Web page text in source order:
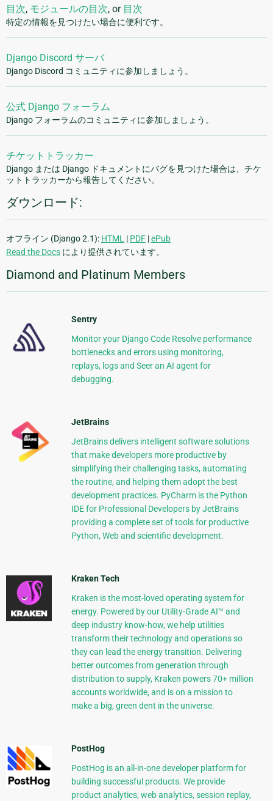
目次, モジュールの目次, or 目次
特定の情報を見つけたい場合に便利です。
Django Discord サーバ
Django Discord コミュニティに参加しましょう。
公式 Django フォーラム
Django フォーラムのコミュニティに参加しましょう。
チケットトラッカー
Django または Django ドキュメントにバグを見つけた場合は、チケ
ットトラッカーから報告してください。
ダウンロード:
オフライン (Django 2.1): HTML | PDF |ePub
Read the Docs により提供されています。
Diamond and Platinum Members
Sentry
Monitor your Django Code Resolve performance
bottlenecks and errors using monitoring,
replays, logs and Seer an AI agent for
debugging.
JetBrains
JetBrains delivers intelligent software solutions
that make developers more productive by
simplifying their challenging tasks, automating
the routine, and helping them adopt the best
development practices. PyCharm is the Python
IDE for Professional Developers by JetBrains
providing a complete set of tools for productive
Python, Web and scientific development.
Kraken Tech
Kraken is the most-loved operating system for
energy. Powered by our Utility-Grade AI™ and
deep industry know-how, we help utilities
transform their technology and operations so
they can lead the energy transition. Delivering
better outcomes from generation through
distribution to supply, Kraken powers 70+ million
accounts worldwide, and is on a mission to
make a big, green dent in the universe.
PostHog
PostHog is an all-in-one developer platform for
building successful products. We provide
product analytics, web analytics, session replay,